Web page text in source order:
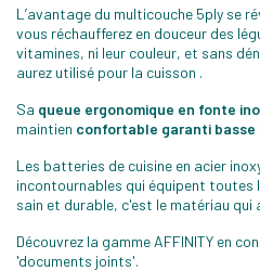
L’avantage du multicouche 5ply se
vous réchaufferez en douceur des
vitamines, ni leur couleur, et sans
aurez utilisé pour la cuisson .
Sa queue ergonomique en fonte
maintien confortable garanti
Les batteries de cuisine en acier
incontournables qui équipent toutes
sain et durable, c'est le matériau qui
Découvrez la gamme AFFINITY en
'documents joints'.